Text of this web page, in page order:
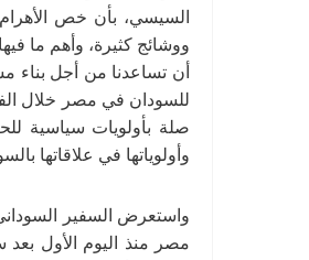
السيسي، بأن خص
ووشائج كثيرة، وأهم ما
أن تساعدنا من أجل بناء
للسودان في مصر خلال
صلة بأولويات سياسية
وأولوياتها في علاقاتها
واستعرض السفير
مصر منذ اليوم الأول